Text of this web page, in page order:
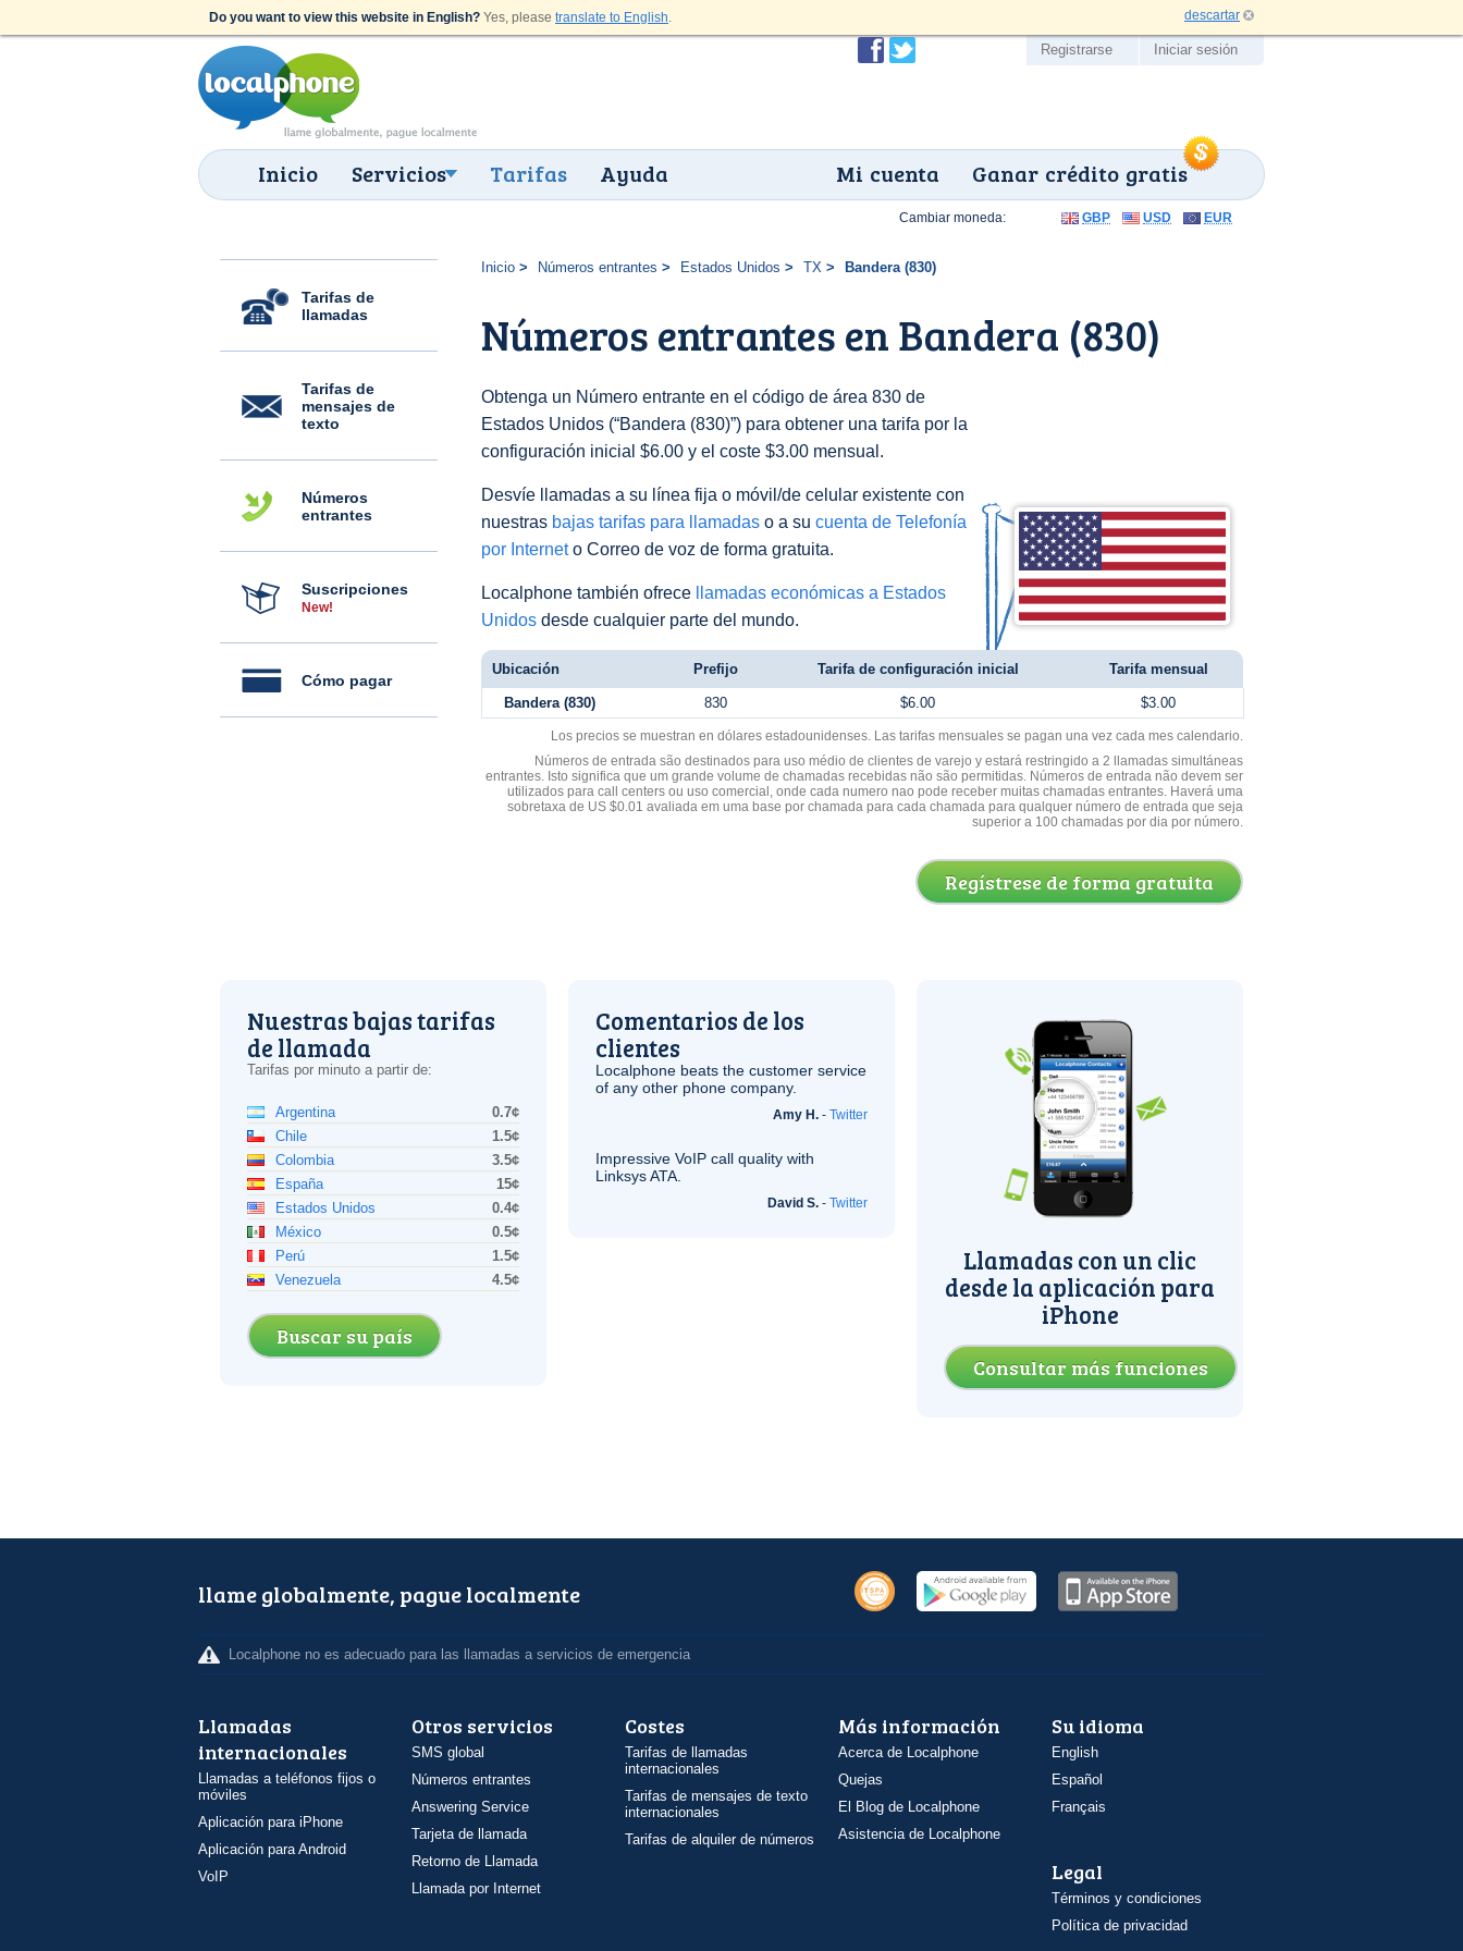
Do you want to view this website in English? Yes, please translate to English. descartar
Inicio Servicios Tarifas Ayuda Ganar crédito gratis
Mi cuenta
Registrarse Iniciar sesión
Tarifas de
llamadas
Tarifas de
mensajes de
texto
Números
entrantes
Suscripciones
New!
Cómo pagar
Inicio Números entrantes Estados Unidos TX Bandera (830)
Números entrantes en Bandera (830)
Obtenga un Número entrante en el código de área 830 de
Estados Unidos (“Bandera (830)”) para obtener una tarifa por la
configuración inicial $6.00 y el coste $3.00 mensual.
Desvíe llamadas a su línea fija o móvil/de celular existente con
nuestras bajas tarifas para llamadas o a su cuenta de Telefonía
por Interneto Correo de voz de forma gratuita.
Localphone también ofrece
llamadas económicas a Estados
Unidos desde cualquier parte del mundo.
Cambiar moneda: GBP USD EUR
Ubicación Prefijo Tarifa de configuración inicial Tarifa mensual
Bandera (830) 830 $6.00 $3.00
Los precios se muestran en dólares estadounidenses. Las tarifas mensuales se pagan una vez cada mes calendario.
Números de entrada são destinados para uso médio de clientes de varejo y estará restringido a 2 llamadas simultáneas
entrantes. Isto significa que um grande volume de chamadas recebidas não são permitidas. Números de entrada não devem ser
utilizados para call centers ou uso comercial, onde cada numero nao pode receber muitas chamadas entrantes. Haverá uma
sobretaxa de US $0.01 avaliada em uma base por chamada para cada chamada para qualquer número de entrada que seja
superior a 100 chamadas por dia por número.
Regístrese de forma gratuita
Nuestras bajas tarifas
de llamada
Tarifas por minuto a partir de:
Argentina
0.7¢
Chile
1.5¢
Colombia
3.5¢
España
15¢
Estados Unidos
0.4¢
México
0.5¢
Perú
1.5¢
Venezuela
4.5¢
Buscar su país
Comentarios de los
clientes
Localphone beats the customer service
of any other phone company.
Amy H. - Twitter
Impressive VoIP call quality with
LinksysATA
David S. - Twitter
Llamadas con un clic
desde la aplicación para
iPhone
Consultar más funciones
llame globalmente, pague localmente
Localphone no es adecuado para las llamadas a servicios de emergencia
Llamadas
internacionales
Llamadas a teléfonos fijos o
móviles
Aplicación para iPhone
Aplicación para Android
VoIP
Otros servicios
SMS global
Números entrantes
Answering Service
Tarjeta de llamada
Retorno de Llamada
Llamada por Internet
Costes
Tarifas de llamadas
internacionales
Tarifas de mensajes de texto
internacionales
Tarifas de alquiler de números
Más información
Acerca de Localphone
Quejas
El Blog de Localphone
Asistencia de Localphone
Su idioma
English
Español
Français
Legal
Términos y condiciones
Política de privacidad